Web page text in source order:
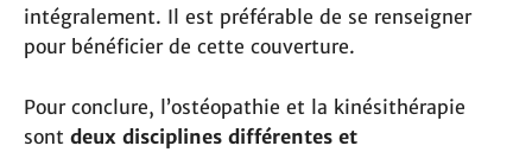
intégralement. Il est préférable de se renseigner
pour bénéficier de cette couverture.
Pour conclure, l’ostéopathie et la kinésithérapie
sont deux disciplines différentes et